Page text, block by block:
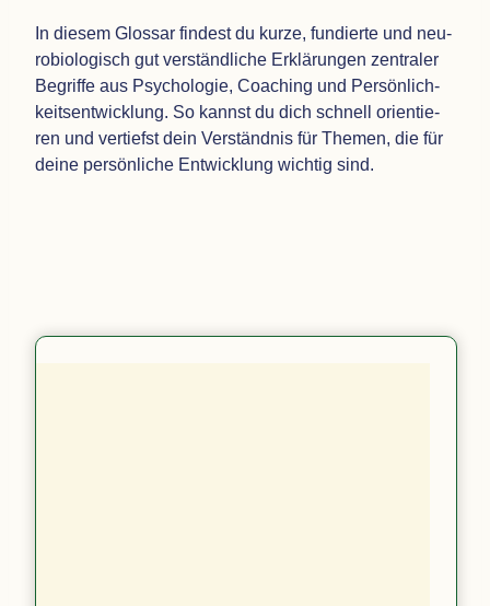
In die­sem Glos­sar fin­dest du kurze, fun­dierte und neu­
ro­bio­lo­gisch gut ver­ständ­li­che Erklä­run­gen zen­tra­ler
Begriffe aus Psy­cho­lo­gie, Coa­ching und Persönlich­
keits­entwicklung. So kannst du dich schnell ori­en­tie­
ren und ver­tiefst dein Ver­ständ­nis für The­men, die für
deine per­sön­li­che Ent­wick­lung wich­tig sind.